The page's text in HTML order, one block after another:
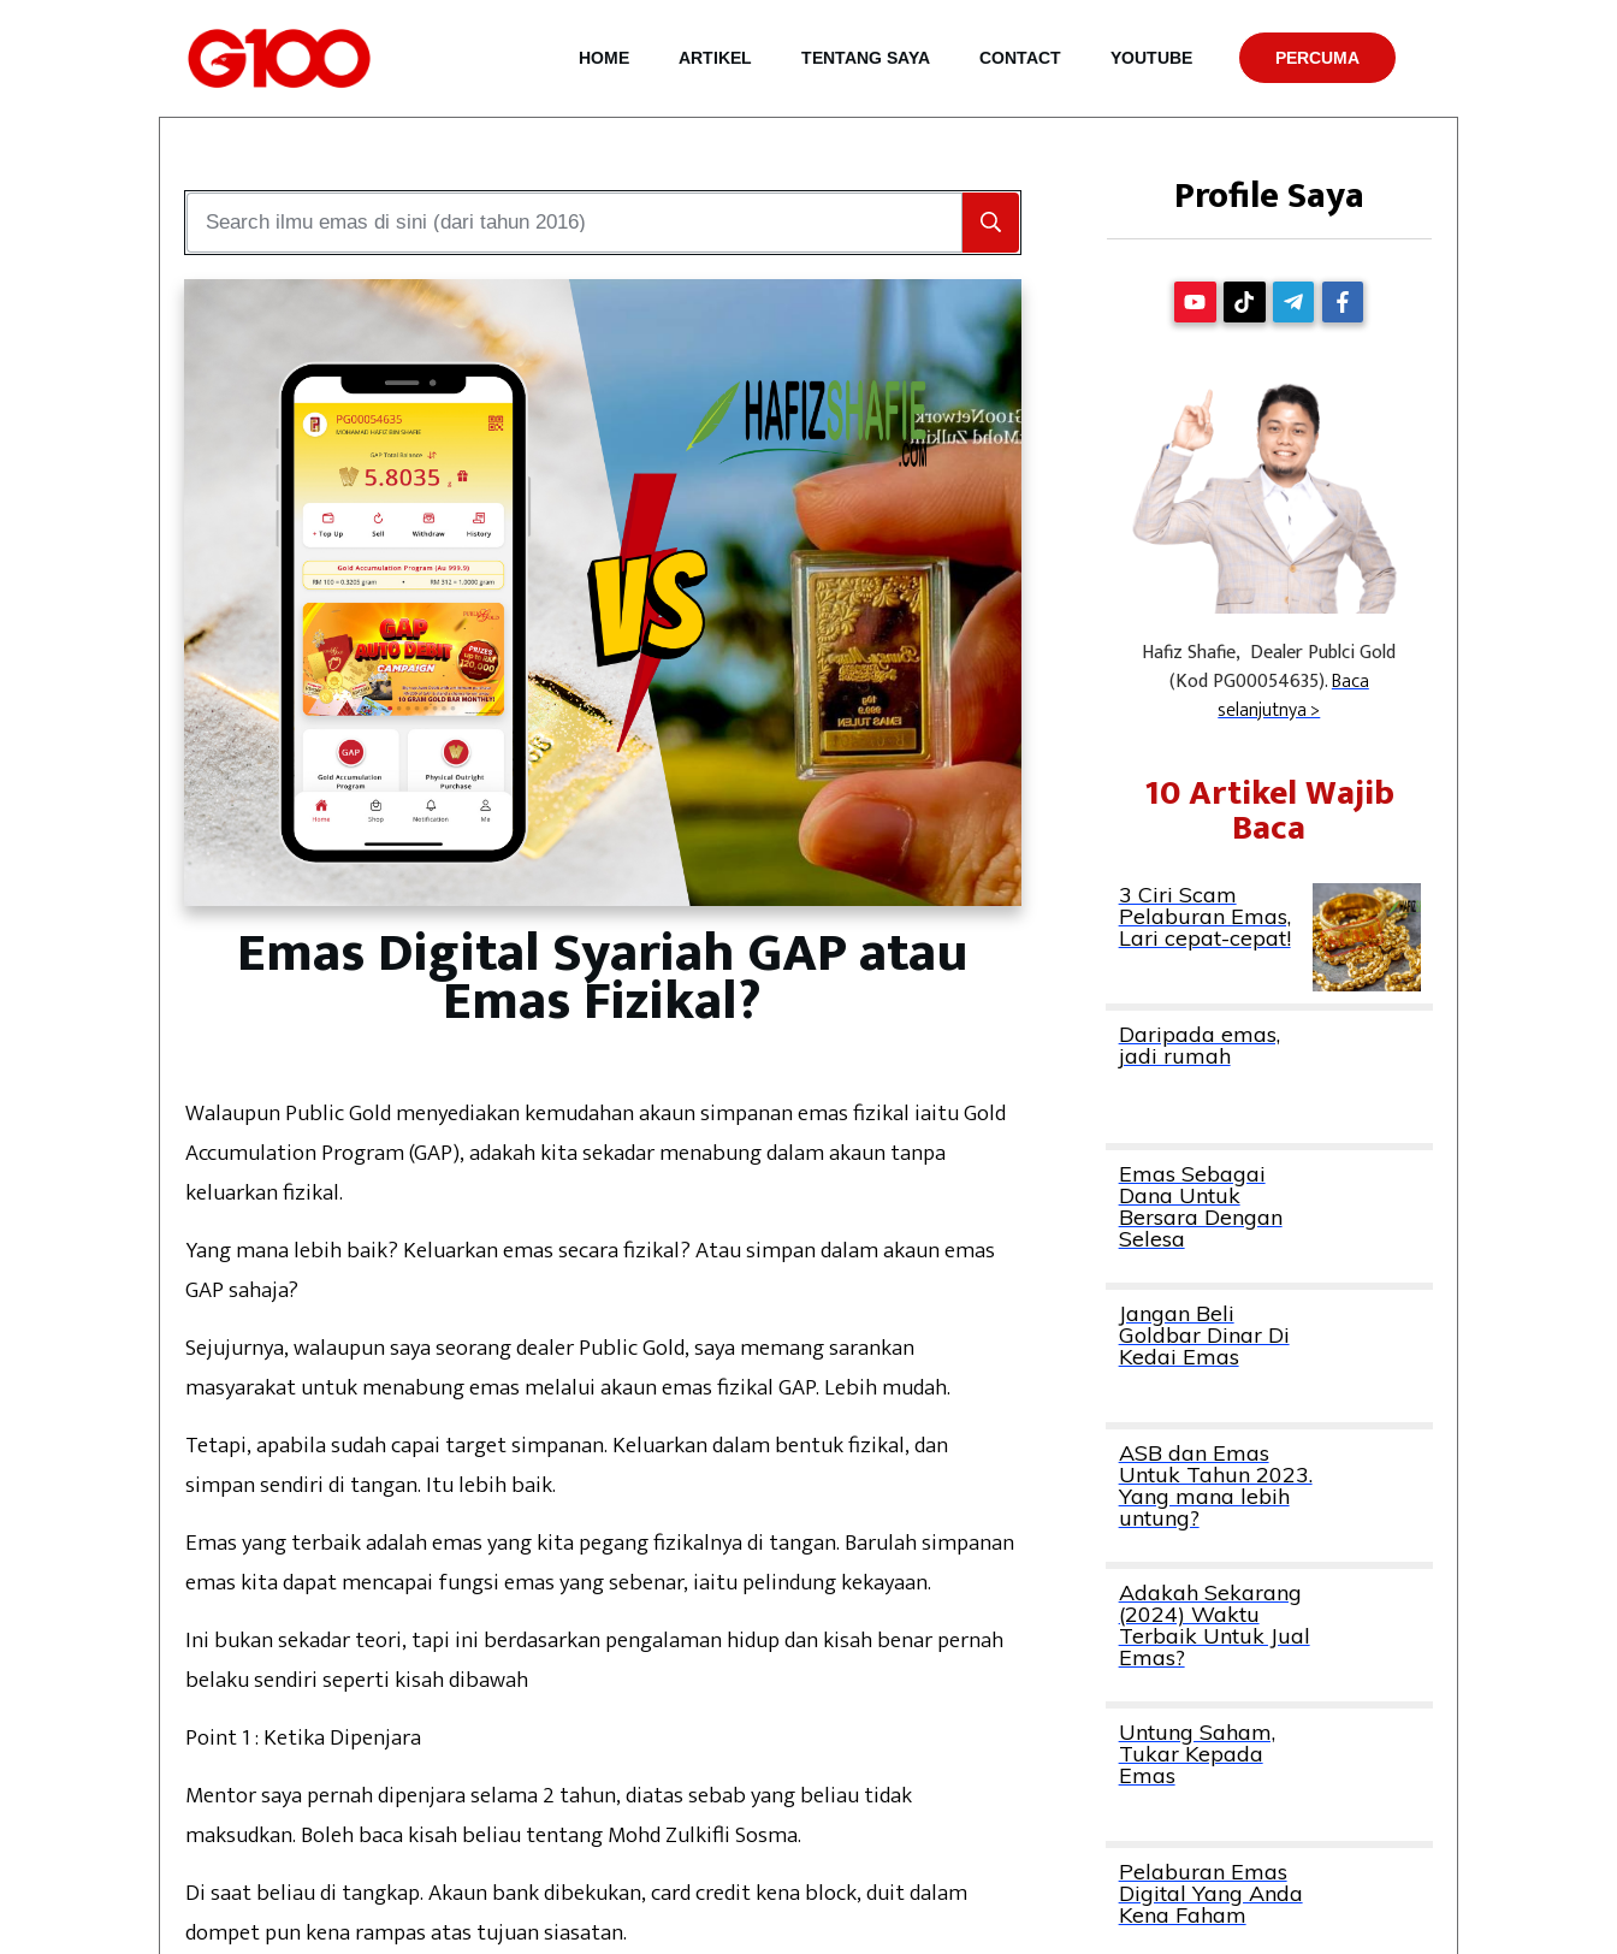
HOME ARTIKEL TENTANG SAYA CONTACT YOUTUBE PERCUMA
Emas Digital Syariah GAP atau
Emas Fizikal?
Walaupun Public Gold menyediakan kemudahan akaun simpanan emas fizikal iaitu Gold
Accumulation Program (GAP), adakah kita sekadar menabung dalam akaun tanpa
keluarkan fizikal.
Yang mana lebih baik? Keluarkan emas secara fizikal? Atau simpan dalam akaun emas
GAP sahaja?
Sejujurnya, walaupun saya seorang dealer Public Gold, saya memang sarankan
masyarakat untuk menabung emas melalui akaun emas fizikal GAP. Lebih mudah.
Tetapi, apabila sudah capai target simpanan. Keluarkan dalam bentuk fizikal, dan
simpan sendiri di tangan. Itu lebih baik.
Emas yang terbaik adalah emas yang kita pegang fizikalnya di tangan. Barulah simpanan
emas kita dapat mencapai fungsi emas yang sebenar, iaitu pelindung kekayaan.
Ini bukan sekadar teori, tapi ini berdasarkan pengalaman hidup dan kisah benar pernah
belaku sendiri seperti kisah dibawah
Point 1 : Ketika Dipenjara
Mentor saya pernah dipenjara selama 2 tahun, diatas sebab yang beliau tidak
maksudkan. Boleh baca kisah beliau tentang Mohd Zulkifli Sosma.
Di saat beliau di tangkap. Akaun bank dibekukan, card credit kena block, duit dalam
dompet pun kena rampas atas tujuan siasatan.
Profile Saya
Hafiz Shafie, Dealer Publci Gold
(Kod PG00054635).Baca
selanjutnya >
10 Artikel Wajib
Baca
3 Ciri Scam
Pelaburan Emas,
Lari cepat-cepat!
Daripada emas,
jadi rumah
Emas Sebagai
Dana Untuk
Bersara Dengan
Selesa
Jangan Beli
Goldbar Dinar Di
Kedai Emas
ASB dan Emas
Untuk Tahun 2023.
Yang mana lebih
untung?
Adakah Sekarang
(2024) Waktu
Terbaik Untuk Jual
Emas?
Untung Saham,
Tukar Kepada
Emas
Pelaburan Emas
Digital Yang Anda
Kena Faham